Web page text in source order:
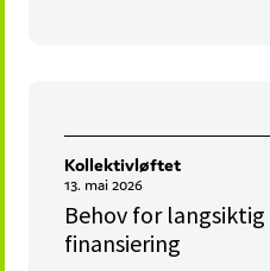
Kollektivløftet
13. mai 2026
Behov for
finansiering